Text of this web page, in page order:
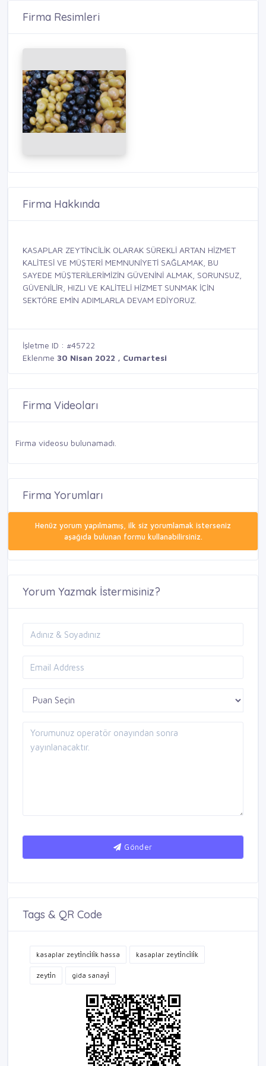
Firma Resimleri
Firma Hakkında
KASAPLAR ZEYTİNCİLİK OLARAK SÜREKLİ ARTAN HİZMET
KALİTESİ VE MÜŞTERİ MEMNUNİYETİ SAĞLAMAK, BU
SAYEDE MÜŞTERİLERİMİZİN GÜVENİNİ ALMAK, SORUNSUZ,
GÜVENİLİR, HIZLI VE KALİTELİ HİZMET SUNMAK İÇİN
SEKTÖRE EMİN ADIMLARLA DEVAM EDİYORUZ.
İşletme ID : #45722
Eklenme 30 Nisan 2022 , Cumartesi
Firma Videoları
Firma videosu bulunamadı.
Firma Yorumları
Henüz yorum yapılmamış, ilk siz yorumlamak isterseniz
aşağıda bulunan formu kullanabilirsiniz.
Yorum Yazmak İstermisiniz?
Gönder
Tags & QR Code
kasaplar zeyti̇nci̇li̇k hassa kasaplar zeyti̇nci̇li̇k
zeyti̇n gida sanayi̇